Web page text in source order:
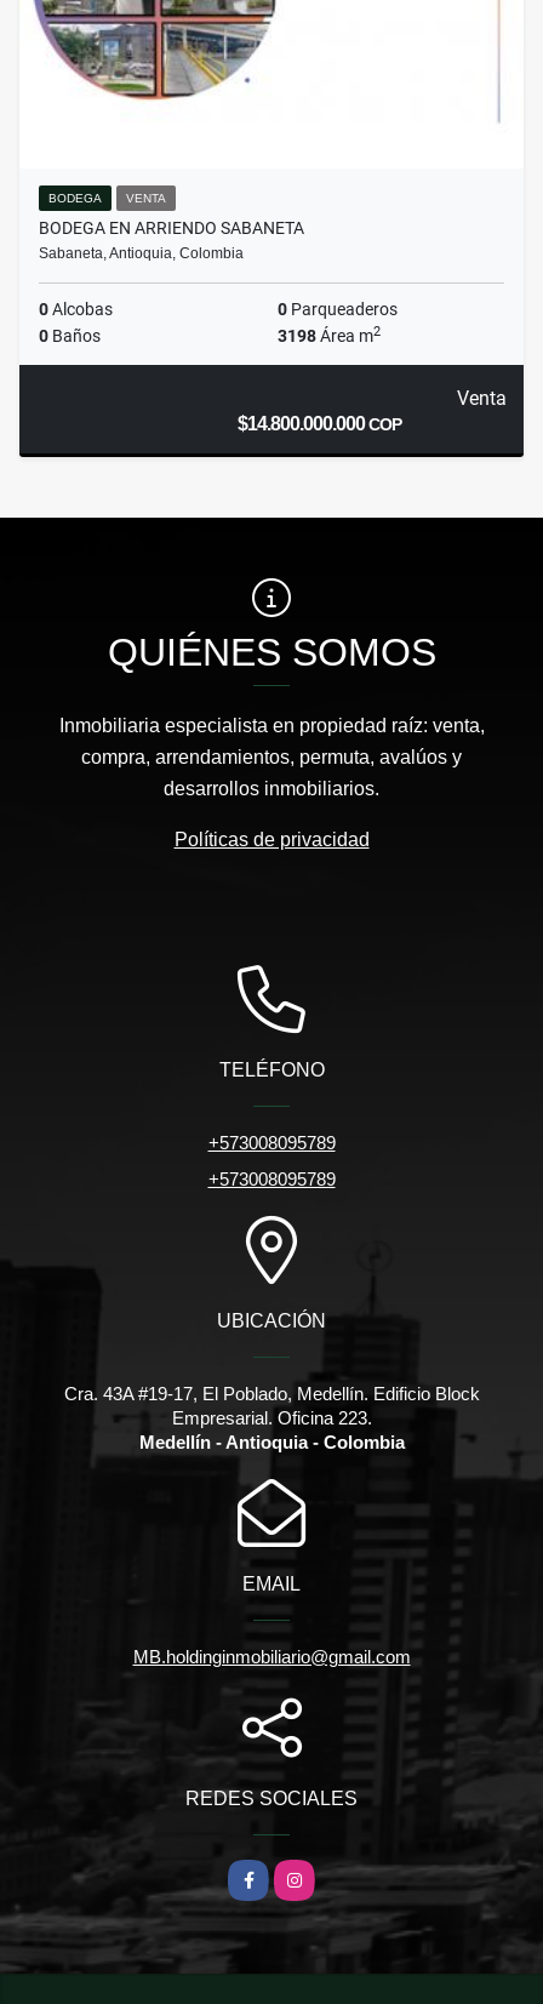
BODEGA VENTA
BODEGA EN ARRIENDO SABANETA
Sabaneta, Antioquia, Colombia
0Alcobas 0 Parqueaderos
0 Baños 3198Área m2
Venta
$14.800.000.000COP
QUIÉNES SOMOS
Inmobiliaria especialista en propiedad raíz: venta,
compra, arrendamientos, permuta, avalúos y
desarrollos inmobiliarios.
Políticas de privacidad
TELÉFONO
+573008095789
+573008095789
UBICACIÓN
Cra. 43A #19-17, El Poblado, Medellín. Edificio Block
Empresarial. Oficina 223.
Medellín - Antioquia - Colombia
EMAIL
MB.holdinginmobiliario@gmail.com
REDES SOCIALES
FacebookInstagram